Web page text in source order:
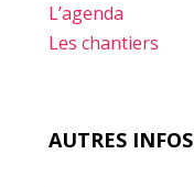
L’agenda
Les chantiers
AUTRES INFOS